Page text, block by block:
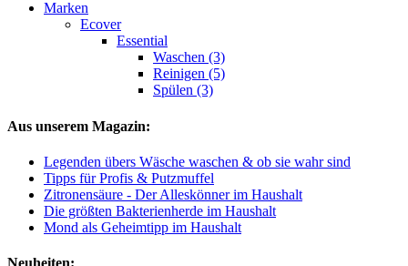
Marken
Ecover
Essential
Waschen (3)
Reinigen (5)
Spülen (3)
Aus unserem Magazin:
Legenden übers Wäsche waschen & ob sie wahr sind
Tipps für Profis & Putzmuffel
Zitronensäure - Der Alleskönner im Haushalt
Die größten Bakterienherde im Haushalt
Mond als Geheimtipp im Haushalt
Neuheiten: